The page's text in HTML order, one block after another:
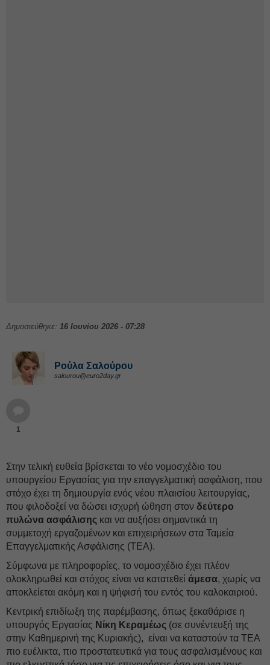
Δημοσιεύθηκε: 16 Ιουνίου 2026 - 07:28
Ρούλα Σαλούρου
salourou@euro2day.gr
1
Στην τελική ευθεία βρίσκεται το νέο νομοσχέδιο του
υπουργείου Εργασίας για την επαγγελματική ασφάλιση, που
στόχο έχει τη δημιουργία ενός νέου πλαισίου λειτουργίας,
που φιλοδοξεί να δώσει ισχυρή ώθηση στον δεύτερο
πυλώνα ασφάλισης και να αυξήσει σημαντικά τη
συμμετοχή εργαζομένων και επιχειρήσεων στα Ταμεία
Επαγγελματικής Ασφάλισης (ΤΕΑ).
Σύμφωνα με πληροφορίες, το νομοσχέδιο έχει πλέον
ολοκληρωθεί και στόχος είναι να κατατεθεί άμεσα, χωρίς να
αποκλείεται ακόμη και η ψήφισή του εντός του καλοκαιριού.
Κεντρική επιδίωξη της παρέμβασης, όπως ξεκαθάρισε η
υπουργός Εργασίας Νίκη Κεραμέως (σε συνέντευξή της
στην Καθημερινή της Κυριακής), είναι να καταστούν τα ΤΕΑ
πιο ευέλικτα, πιο προστατευτικά για τους ασφαλισμένους και